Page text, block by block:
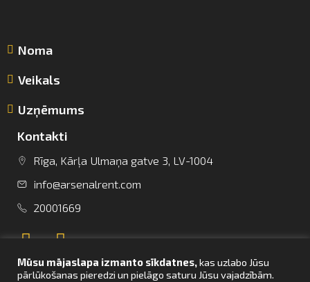
info@arsenalrent.com
+37120001669
Lietuva Latvija Igaunija
Noma
Veikals
Uzņēmums
Kontakti
Rīga, Kārļa Ulmaņa gatve 3, LV-1004
info@arsenalrent.com
20001669
Mūsu mājaslapa izmanto sīkdatnes,kas uzlabo Jūsu
pārlūkošanas pieredzi un pielāgo saturu Jūsu vajadzībām.